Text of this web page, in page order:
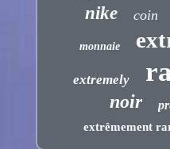
nike coin
monnaie
extremely
noir
extrêmement